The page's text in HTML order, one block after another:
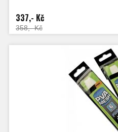
337,- Kč
358,- Kč